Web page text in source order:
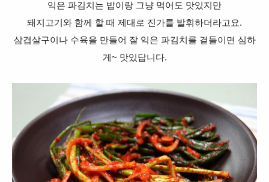
익은 파김치는 밥이랑 그냥 먹어도 맛있지만
돼지고기와 함께 할 때 제대로 진가를 발휘하더라고요.
삼겹살구이나 수육을 만들어 잘 익은 파김치를 곁들이면 심하
게~ 맛있답니다.